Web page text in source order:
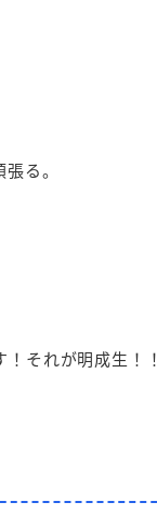
る。
それが明成生！！